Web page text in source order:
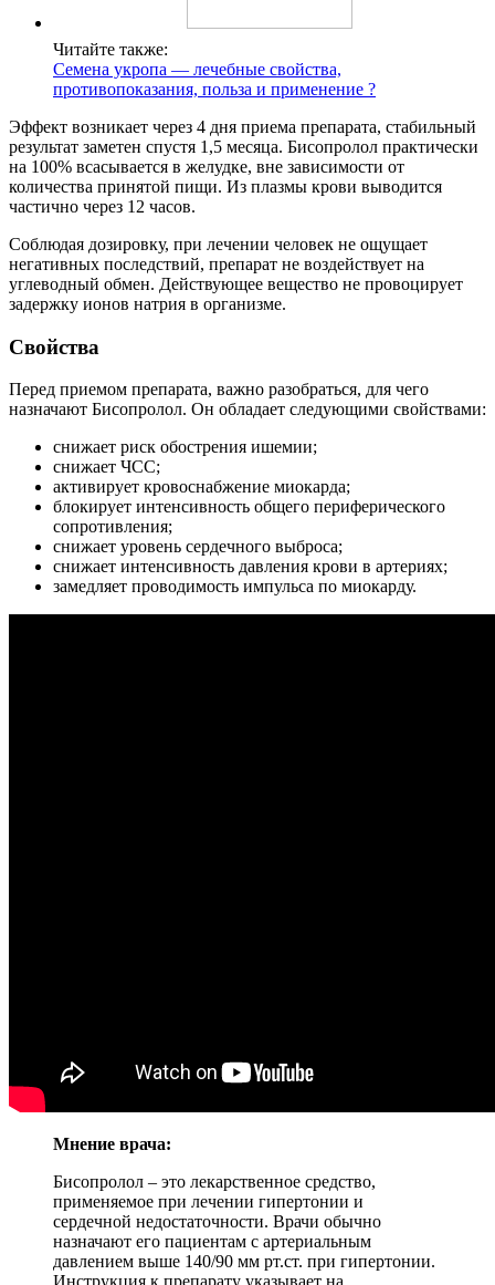
Читайте также:
Семена укропа — лечебные свойства,
противопоказания, польза и применение ?
Эффект возникает через 4 дня приема препарата, стабильный
результат заметен спустя 1,5 месяца. Бисопролол практически
на 100% всасывается в желудке, вне зависимости от
количества принятой пищи. Из плазмы крови выводится
частично через 12 часов.
Соблюдая дозировку, при лечении человек не ощущает
негативных последствий, препарат не воздействует на
углеводный обмен. Действующее вещество не провоцирует
задержку ионов натрия в организме.
Свойства
Перед приемом препарата, важно разобраться, для чего
назначают Бисопролол. Он обладает следующими свойствами:
снижает риск обострения ишемии;
снижает ЧСС;
активирует кровоснабжение миокарда;
блокирует интенсивность общего периферического
сопротивления;
снижает уровень сердечного выброса;
снижает интенсивность давления крови в артериях;
замедляет проводимость импульса по миокарду.
Мнение врача:
Бисопролол – это лекарственное средство,
применяемое при лечении гипертонии и
сердечной недостаточности. Врачи обычно
назначают его пациентам с артериальным
давлением выше 140/90 мм рт.ст. при гипертонии.